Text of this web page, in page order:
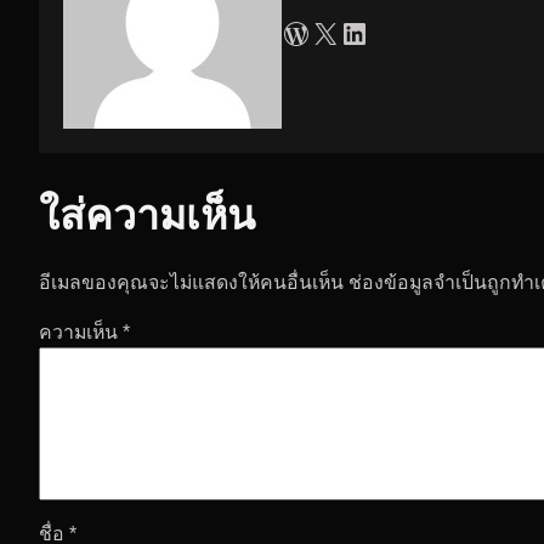
WordPress X LinkedIn
ใส่ความเห็น
อีเมลของคุณจะไม่แสดงให้คนอื่นเห็น ช่องข้อมูลจำเป็นถูกทำ
ความเห็น *
ชื่อ *